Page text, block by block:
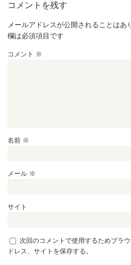
コメントを残す
メールアドレスが公開されることはあ
欄は必須項目です
コメント ※
名前 ※
メール ※
サイト
次回のコメントで使用するためブラ
ドレス、サイトを保存する。